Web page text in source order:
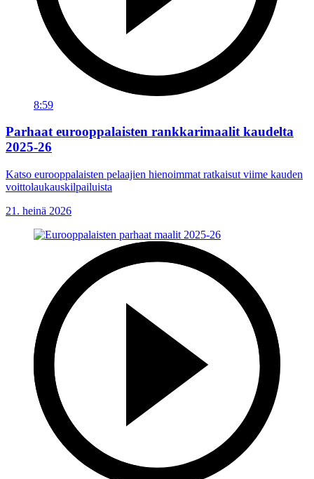
8:59
Parhaat eurooppalaisten rankkarimaalit kaudelta
2025-26
Katso eurooppalaisten pelaajien hienoimmat ratkaisut viime kauden
voittolaukauskilpailuista
21. heinä 2026